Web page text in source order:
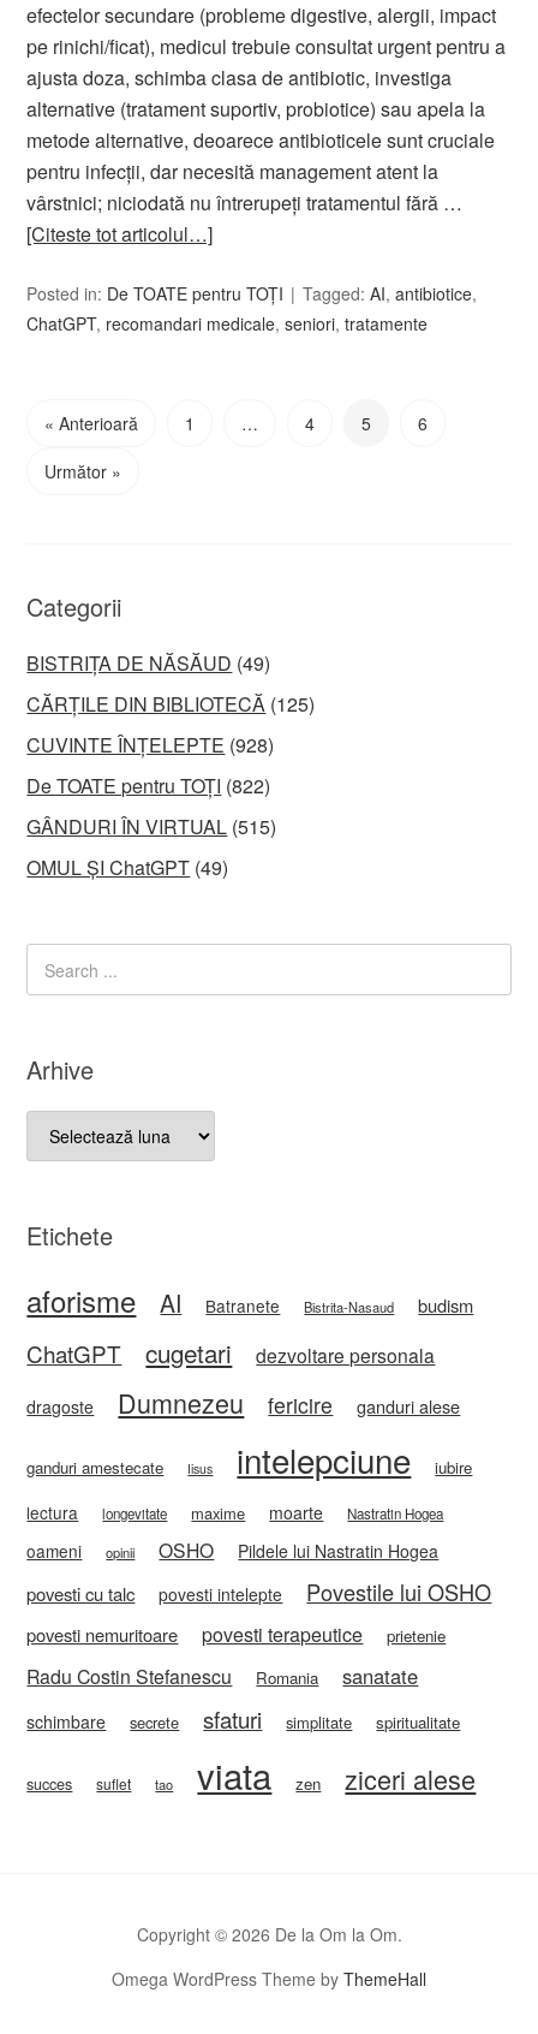
efectelor secundare (probleme digestive, alergii, impact
pe rinichi/ficat), medicul trebuie consultat urgent pentru a
ajusta doza, schimba clasa de antibiotic, investiga
alternative (tratament suportiv, probiotice) sau apela la
metode alternative, deoarece antibioticele sunt cruciale
pentru infecții, dar necesită management atent la
vârstnici; niciodată nu întrerupeți tratamentul fără …
[Citeste tot articolul…]
Posted in: De TOATE pentru TOȚI Tagged:AI,antibiotice,
ChatGPT, recomandari medicale,seniori,tratamente
« Anterioară 1 … 4 5
6
Următor »
Categorii
BISTRIȚA DE NĂSĂUD (49)
CĂRȚILE DIN BIBLIOTECĂ (125)
CUVINTE ÎNȚELEPTE (928)
De TOATE pentru TOȚI (822)
GÂNDURI ÎN VIRTUAL (515)
OMUL ȘI ChatGPT (49)
Arhive
Arhive
Etichete
aforisme AI Batranete Bistrita-Nasaud budism
ChatGPT cugetari dezvoltare personala
dragoste Dumnezeu fericire ganduri alese
ganduri amestecate Iisus intelepciune iubire
lectura longevitate maxime moarte Nastratin Hogea
oameni opinii OSHO Pildele lui Nastratin Hogea
povesti cu talc povesti intelepte Povestile lui OSHO
povesti nemuritoare povesti terapeutice prietenie
Radu Costin Stefanescu Romania sanatate
schimbare secrete sfaturi simplitate spiritualitate
succes suflet tao viata zen ziceri alese
Copyright © 2026 De la Om la Om.
Omega WordPress Theme by ThemeHall